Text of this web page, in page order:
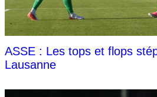
ASSE : Les tops et flops
Lausanne